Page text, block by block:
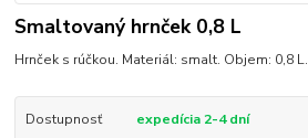
Smaltovaný hrnček 0,8 L
Hrnček s rúčkou. Materiál: smalt. Objem: 0,8 L.
Dostupnosť expedícia 2-4 dní